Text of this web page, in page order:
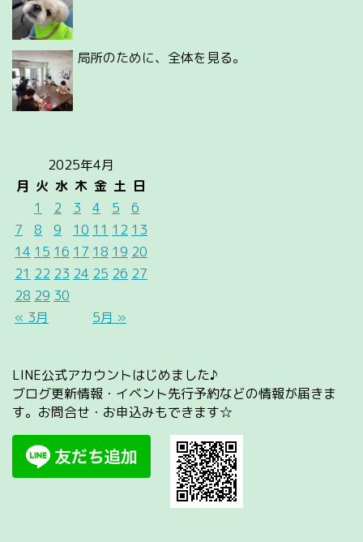
局所のために、全体を見る。
2025年4月
月 火 水 木 金 土 日
« 3月 5月 »
1 2 3 4 5
6
7
8 9 10 11 12 13
14 15 16 17 18 19 20
21 22 23 24 25 26 27
28 29 30
LINE公式アカウントはじめました♪
ブログ更新情報・イベント先行予約などの情報が届きま
す。お問合せ・お申込みもできます☆